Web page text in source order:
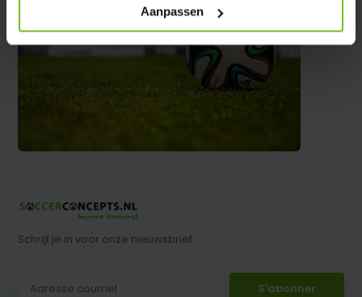
Aanpassen
Schrijf je in voor onze nieuwsbrief
S'abonner